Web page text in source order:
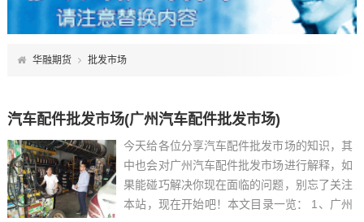
华融期货 批发市场
汽车配件批发市场(广州汽车配件批发市场)
今天给各位分享汽车配件批发市场的知识，其
中也会对广州汽车配件批发市场进行解释，如
果能碰巧解决你现在面临的问题，别忘了关注
本站，现在开始吧！本文目录一览： 1、广州